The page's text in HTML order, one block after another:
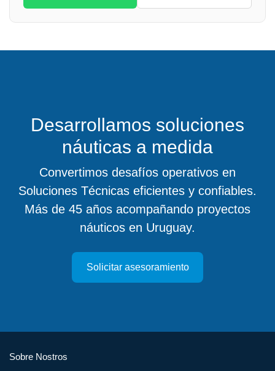
Desarrollamos soluciones
náuticas a medida
Convertimos desafíos operativos en
Soluciones Técnicas eficientes y confiables.
Más de 45 años acompañando proyectos
náuticos en Uruguay.
Solicitar asesoramiento
Sobre Nostros